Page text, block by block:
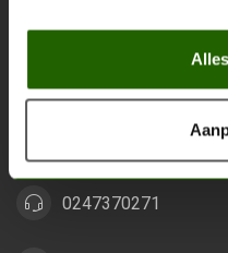
Alles voor je miniature
Grootstalselaan 46
0247370271